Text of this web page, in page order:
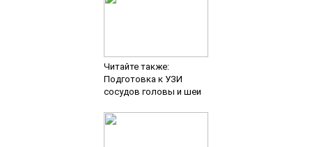
Читайте также:
Подготовка к УЗИ
сосудов головы и шеи